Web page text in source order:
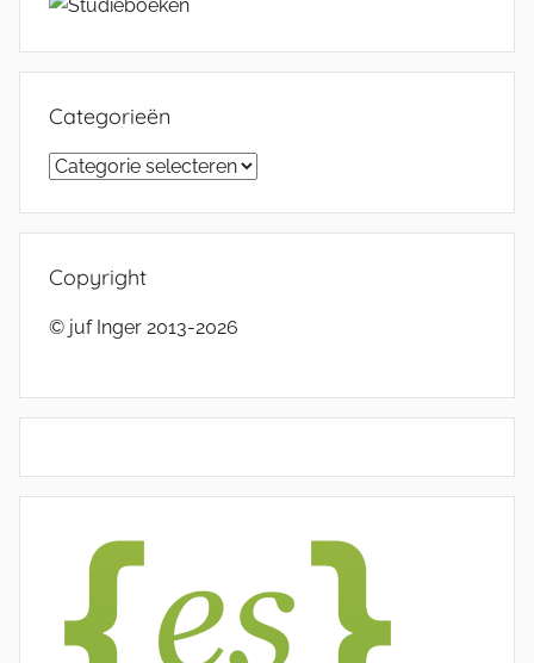
Categorieën
Categorieën
Copyright
© juf Inger 2013-2026